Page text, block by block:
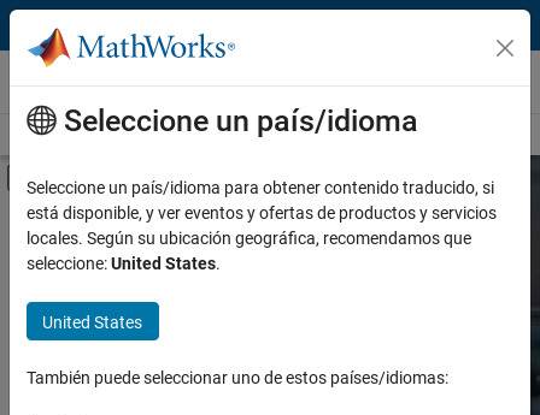
Saltar al contenido
Hardware Support
Overview Search Hardware Support Request Hardware Support
Mostrar/ocultar menú de navegación
Product
Vendor
Application
Search Hardware
Find integrated hardware solutions with
Seleccione un país/idioma
Seleccione un país/idioma para obtener contenido traducido, si
está disponible, y ver eventos y ofertas de productos y servicios
locales. Según su ubicación geográfica, recomendamos que
seleccione:United States.
United States
También puede seleccionar uno de estos países/idiomas: